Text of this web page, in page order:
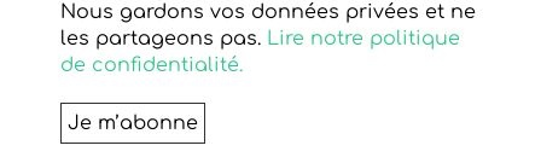
Nous gardons vos données privées et ne
les partageons pas. Lire notre politique
de confidentialité.